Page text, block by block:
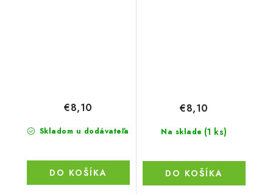
Skladom u dodávateľa
€8,10
DO KOŠÍKA
Na sklade (1 ks)
€8,10
DO KOŠÍKA